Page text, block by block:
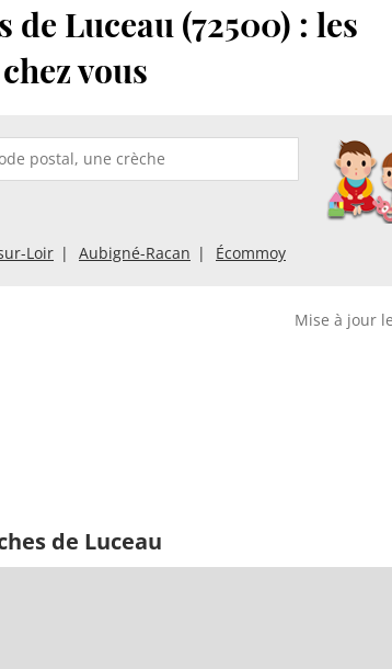
de Luceau (72500) : les
vous
Loir Aubigné-Racan Écommoy
Mise à jour
de Luceau